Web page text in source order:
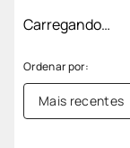
Carregando…
Mais recentes